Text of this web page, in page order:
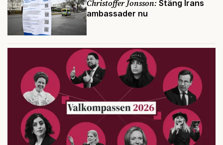
Christoffer Jonsson: Stäng Irans
ambassader nu